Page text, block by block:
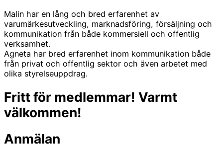
Malin har en lång och bred erfarenhet av
varumärkesutveckling, marknadsföring, försäljning och
kommunikation från både kommersiell och offentlig
verksamhet.
Agneta har bred erfarenhet inom kommunikation både
från privat och offentlig sektor och även arbetet med
olika styrelseuppdrag.
Fritt för medlemmar! Varmt
välkommen!
Anmälan